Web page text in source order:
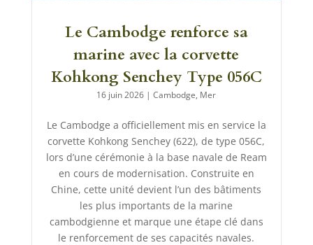
Le Cambodge renforce sa
marine avec la corvette
Kohkong Senchey Type 056C
16 juin 2026 |Cambodge, Mer
Le Cambodge a officiellement mis en service la
corvette Kohkong Senchey (622), de type 056C,
lors d’une cérémonie à la base navale de Ream
en cours de modernisation. Construite en
Chine, cette unité devient l’un des bâtiments
les plus importants de la marine
cambodgienne et marque une étape clé dans
le renforcement de ses capacités navales.